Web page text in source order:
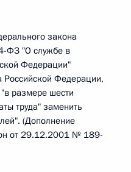
закона
ФЗ "О службе в
Федерации"
Российской Федерации,
размере шести
труда" заменить
(Дополнение
от 29.12.2001 № 189-